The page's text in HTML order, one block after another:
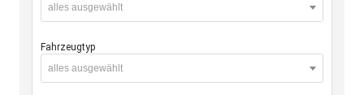
alles ausgewählt
Fahrzeugtyp
alles ausgewählt